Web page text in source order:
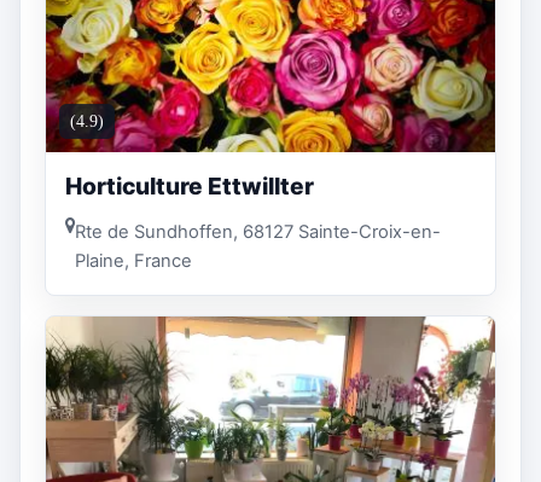
(4.9)
Horticulture Ettwillter
Rte de Sundhoffen, 68127 Sainte-Croix-en-
Plaine, France